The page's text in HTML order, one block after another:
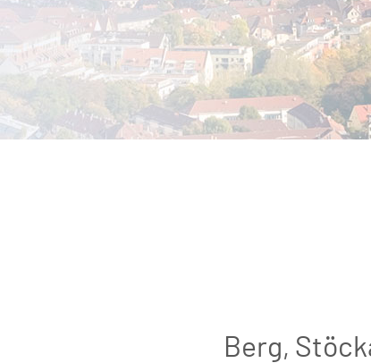
Berg,